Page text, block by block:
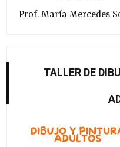
Prof. María Mercedes
TALLER DE